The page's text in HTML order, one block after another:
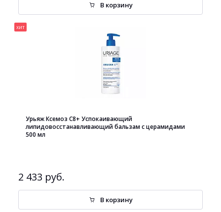
В корзину
хит
Урьяж Ксемоз С8+ Успокаивающий
липидовосстанавливающий бальзам с церамидами
500 мл
2 433 руб.
В корзину